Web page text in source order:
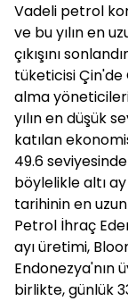
Vadeli petrol
ve bu yılın en
çıkışını
tüketicisi Çin'de
alma
yılın en düşük
katılan
49.6
böylelikle altı
tarihinin en
Petrol İhraç
ayı üretimi,
Endonezya'nın
birlikte, günlük